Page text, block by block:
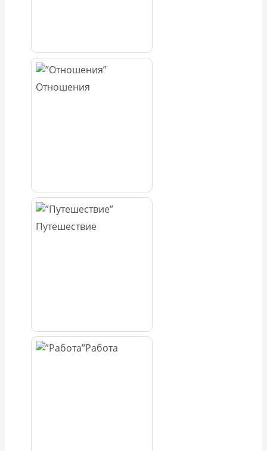
Отношения
Путешествие
Работа